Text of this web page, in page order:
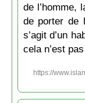
de l’homme,
de porter de
s’agit d’un
cela n’est
https://